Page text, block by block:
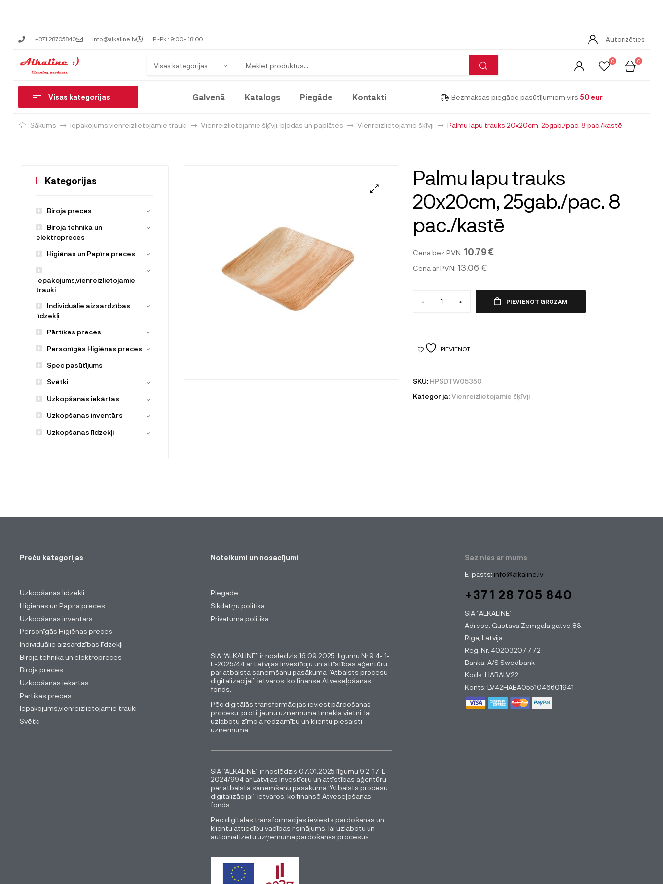
+371 28705840 info@alkaline.lv P.-Pk.: 9:00 - 18:00 Autorizēties
Visas kategorijas
0 0
Visas kategorijas Galvenā Katalogs Piegāde Kontakti Bezmaksas piegāde pasūtījumiem virs 50 eur
Sākums Iepakojums,vienreizlietojamie trauki Vienreizlietojamie šķīvji, bļodas un paplātes Vienreizlietojamie šķīvji Palmu lapu trauks 20x20cm, 25gab./pac. 8 pac./kastē
Palmu lapu trauks
20x20cm, 25gab./pac. 8
pac./kastē
Cena bez PVN: 10.79 €
Cena ar PVN: 13.06 €
- + PIEVIENOT GROZAM
PIEVIENOT
SKU: HPSDTW05350
Kategorija:Vienreizlietojamie šķīvji
Kategorijas
Biroja preces
Biroja tehnika un
elektropreces
Higiēnas un Papīra preces
Iepakojums,vienreizlietojamie
trauki
Individuālie aizsardzības
līdzekļi
Pārtikas preces
Personīgās Higiēnas preces
Spec pasūtījums
Svētki
Uzkopšanas iekārtas
Uzkopšanas inventārs
Uzkopšanas līdzekļi
Preču kategorijas
Uzkopšanas līdzekļi
Higiēnas un Papīra preces
Uzkopšanas inventārs
Personīgās Higiēnas preces
Individuālie aizsardzības līdzekļi
Biroja tehnika un elektropreces
Biroja preces
Uzkopšanas iekārtas
Pārtikas preces
Iepakojums,vienreizlietojamie trauki
Svētki
Noteikumi un nosacījumi
Piegāde
Sīkdatņu politika
Privātuma politika
SIA “ALKALINE” ir noslēdzis 16.09.2025. līgumu Nr.9.4- 1-
L-2025/44 ar Latvijas Investīciju un attīstības aģentūru
par atbalsta saņemšanu pasākuma “Atbalsts procesu
digitalizācijai” ietvaros, ko finansē Atveseļošanas
fonds.
Pēc digitālās transformācijas ieviest pārdošanas
procesu, proti, jaunu uzņēmuma tīmekļa vietni, lai
uzlabotu zīmola redzamību un klientu piesaisti
uzņēmumā.
SIA “ALKALINE” ir noslēdzis 07.01.2025 līgumu 9.2-17-L-
2024/994 ar Latvijas Investīciju un attīstības aģentūru
par atbalsta saņemšanu pasākuma “Atbalsts procesu
digitalizācijai” ietvaros, ko finansē Atveseļošanas
fonds.
Pēc digitālās transformācijas ieviests pārdošanas un
klientu attiecību vadības risinājums, lai uzlabotu un
automatizētu uzņēmuma pārdošanas procesus.
Sazinies ar mums
E-pasts: info@alkaline.lv
+371 28 705 840
SIA “ALKALINE”
Adrese: Gustava Zemgala gatve 83,
Rīga, Latvija
Reģ. Nr. 40203207772
Banka: A/S Swedbank
Kods: HABALV22
Konts: LV42HABA0551046601941